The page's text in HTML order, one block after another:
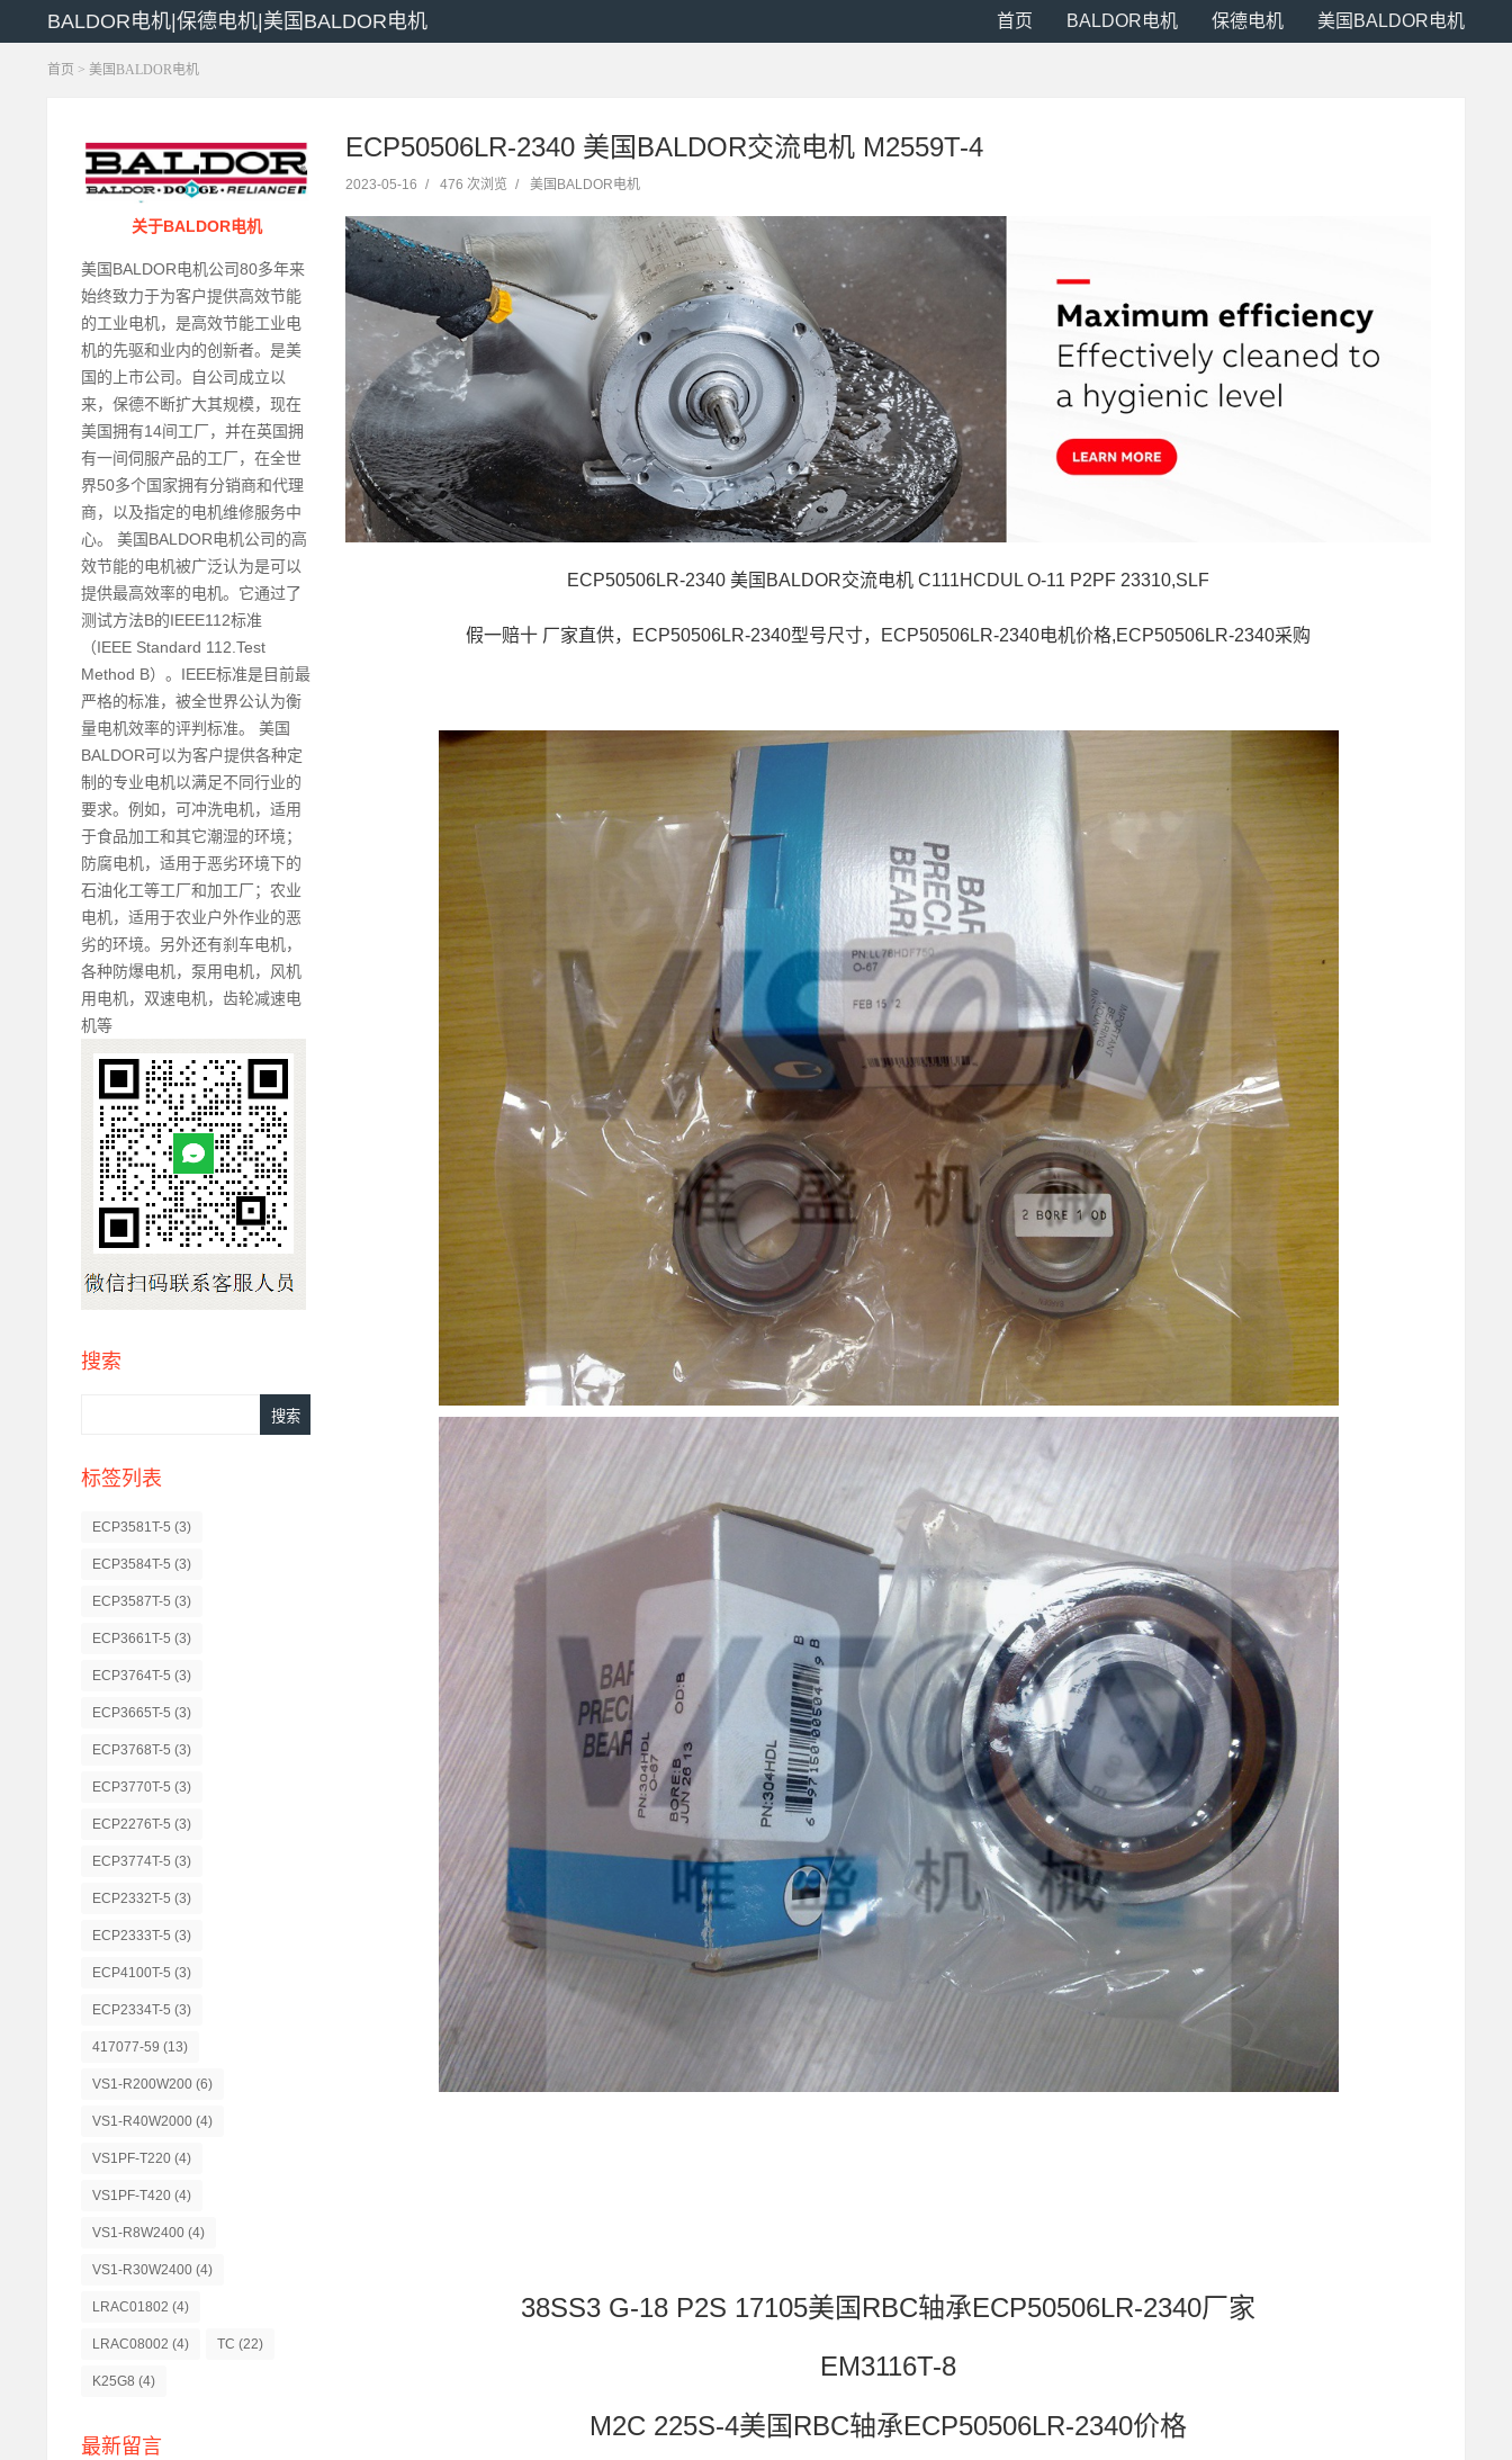
BALDOR电机|保德电机|美国BALDOR电机 首页 BALDOR电机 保德电机 美国BALDOR电机
首页 > 美国BALDOR电机
关于BALDOR电机
美国BALDOR电机公司80多年来
始终致力于为客户提供高效节能
的工业电机，是高效节能工业电
机的先驱和业内的创新者。是美
国的上市公司。自公司成立以
来，保德不断扩大其规模，现在
美国拥有14间工厂，并在英国拥
有一间伺服产品的工厂，在全世
界50多个国家拥有分销商和代理
商，以及指定的电机维修服务中
心。 美国BALDOR电机公司的高
效节能的电机被广泛认为是可以
提供最高效率的电机。它通过了
测试方法B的IEEE112标准
（IEEE Standard 112.Test
Method B）。IEEE标准是目前最
严格的标准，被全世界公认为衡
量电机效率的评判标准。 美国
BALDOR可以为客户提供各种定
制的专业电机以满足不同行业的
要求。例如，可冲洗电机，适用
于食品加工和其它潮湿的环境；
防腐电机，适用于恶劣环境下的
石油化工等工厂和加工厂；农业
电机，适用于农业户外作业的恶
劣的环境。另外还有刹车电机，
各种防爆电机，泵用电机，风机
用电机，双速电机，齿轮减速电
机等
搜索
标签列表
ECP3581T-5 (3)
ECP3584T-5 (3)
ECP3587T-5 (3)
ECP3661T-5 (3)
ECP3764T-5 (3)
ECP3665T-5 (3)
ECP3768T-5 (3)
ECP3770T-5 (3)
ECP2276T-5 (3)
ECP3774T-5 (3)
ECP2332T-5 (3)
ECP2333T-5 (3)
ECP4100T-5 (3)
ECP2334T-5 (3)
417077-59 (13)
VS1-R200W200 (6)
VS1-R40W2000 (4)
VS1PF-T220 (4)
VS1PF-T420 (4)
VS1-R8W2400 (4)
VS1-R30W2400 (4)
LRAC01802 (4)
LRAC08002 (4) TC (22)
K25G8 (4)
最新留言
ECP50506LR-2340 美国BALDOR交流电机 M2559T-4
2023-05-16 / 476 次浏览 / 美国BALDOR电机
ECP50506LR-2340 美国BALDOR交流电机 C111HCDUL O-11 P2PF 23310,SLF
假一赔十 厂家直供，ECP50506LR-2340型号尺寸，ECP50506LR-2340电机价格,ECP50506LR-2340采购
38SS3 G-18 P2S 17105美国RBC轴承ECP50506LR-2340厂家
EM3116T-8
M2C 225S-4美国RBC轴承ECP50506LR-2340价格